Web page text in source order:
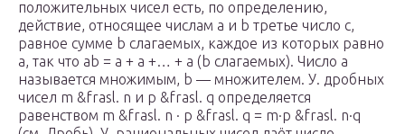
положительных чисел есть, по определению,
действие, относящее числам а и b третье число c,
равное сумме b слагаемых, каждое из которых равно
а, так что ab = а + а +… + а (b слагаемых). Число а
называется множимым, b — множителем. У. дробных
чисел m &frasl. n и p &frasl. q определяется
равенством m &frasl. n · p &frasl. q = m·p &frasl. n·q